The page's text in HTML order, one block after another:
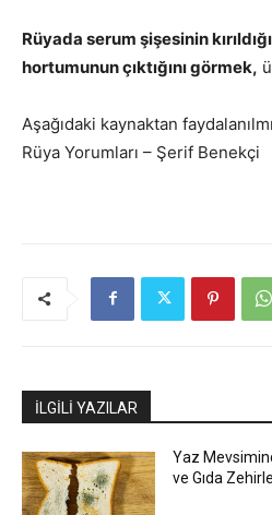
Rüyada serum şişesinin
hortumunun çıktığını görmek,
Aşağıdaki kaynaktan
Rüya Yorumları – Şerif Benekçi
İLGİLİ YAZILAR
Yaz
ve Gıda